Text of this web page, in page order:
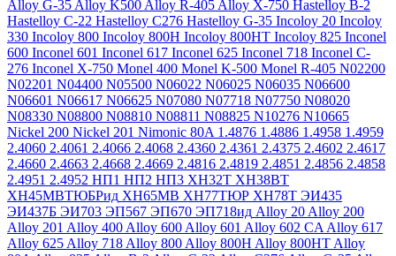
Alloy G-35 Alloy K500 Alloy R-405 Alloy X-750 Hastelloy B-2
Hastelloy C-22 Hastelloy C276 Hastelloy G-35 Incoloy 20 Incoloy
330 Incoloy 800 Incoloy 800H Incoloy 800HT Incoloy 825 Inconel
600 Inconel 601 Inconel 617 Inconel 625 Inconel 718 Inconel C-
276 Inconel X-750 Monel 400 Monel K-500 Monel R-405 N02200
N02201 N04400 N05500 N06022 N06025 N06035 N06600
N06601 N06617 N06625 N07080 N07718 N07750 N08020
N08330 N08800 N08810 N08811 N08825 N10276 N10665
Nickel 200 Nickel 201 Nimonic 80A 1.4876 1.4886 1.4958 1.4959
2.4060 2.4061 2.4066 2.4068 2.4360 2.4361 2.4375 2.4602 2.4617
2.4660 2.4663 2.4668 2.4669 2.4816 2.4819 2.4851 2.4856 2.4858
2.4951 2.4952 НП1 НП2 НП3 ХН32Т ХН38ВТ
ХН45МВТЮБРид ХН65МВ ХН77ТЮР ХН78Т ЭИ435
ЭИ437Б ЭИ703 ЭП567 ЭП670 ЭП718ид Alloy 20 Alloy 200
Alloy 201 Alloy 400 Alloy 600 Alloy 601 Alloy 602 CA Alloy 617
Alloy 625 Alloy 718 Alloy 800 Alloy 800H Alloy 800HT Alloy